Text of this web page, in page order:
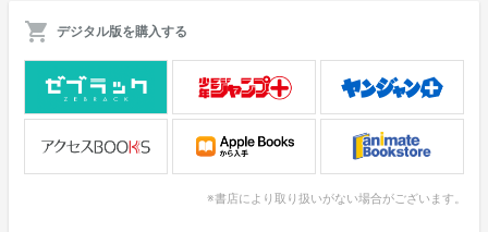
デジタル版を購入する
※書店により取り扱いがない場合がございます。